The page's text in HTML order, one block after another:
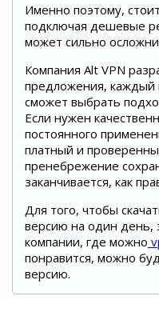
Именно поэтому,
подключая дешевые
может сильно
Компания Alt VPN
предложения, каждый
сможет выбрать
Если нужен
постоянного
платный и
пренебрежение
заканчивается, как
Для того, чтобы
версию на один день,
компании, где можно
понравится, можно
версию.